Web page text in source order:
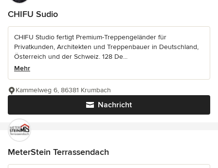
CHIFU Sudio
CHIFU Studio fertigt Premium-Treppengeländer für
Privatkunden, Architekten und Treppenbauer in Deutschland,
Österreich und der Schweiz. 128 De...
Mehr
Nachricht
Kammelweg 6, 86381 Krumbach
MeterStein Terrassendach